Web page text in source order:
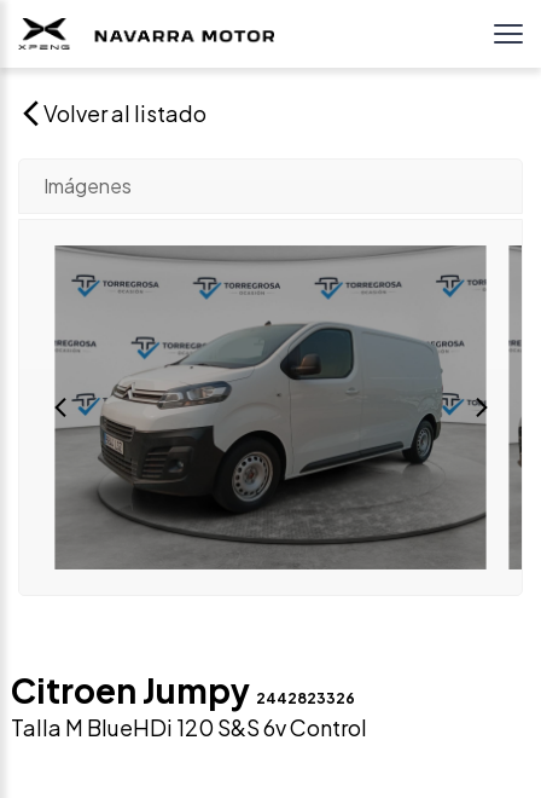
Volver al listado
Imágenes
Citroen Jumpy 2442823326
Talla M BlueHDi 120 S&S 6v Control